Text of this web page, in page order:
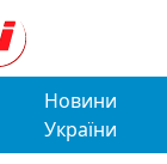
Новини
України